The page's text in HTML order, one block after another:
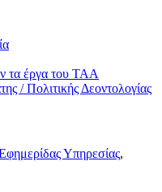
τα έργα του ΤΑΑ
/ Πολιτικής Δεοντολογίας
Υπηρεσίας,